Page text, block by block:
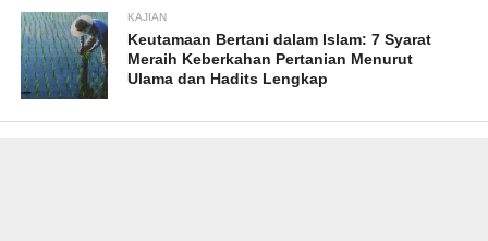
KAJIAN
Keutamaan Bertani dalam Islam: 7 Syarat
Meraih Keberkahan Pertanian Menurut
Ulama dan Hadits Lengkap